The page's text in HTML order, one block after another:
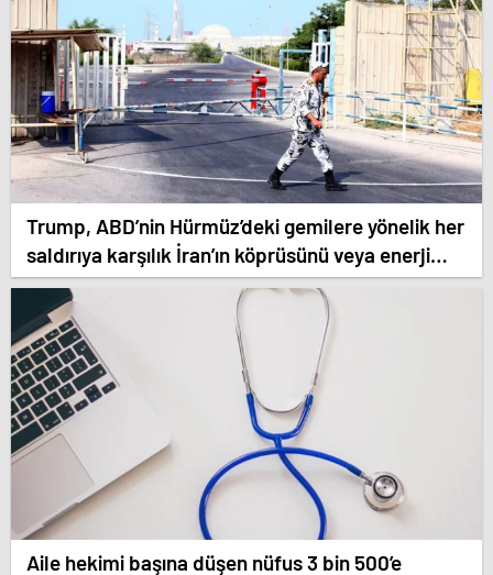
Trump, ABD’nin Hürmüz’deki gemilere yönelik her
saldırıya karşılık İran’ın köprüsünü veya enerji
santralini bombalayacağı uyarısında bulundu.
Aile hekimi başına düşen nüfus 3 bin 500’e